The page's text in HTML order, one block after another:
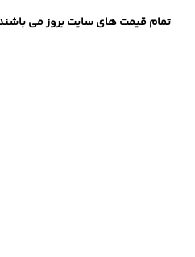
تمام قیمت های سایت بروز می